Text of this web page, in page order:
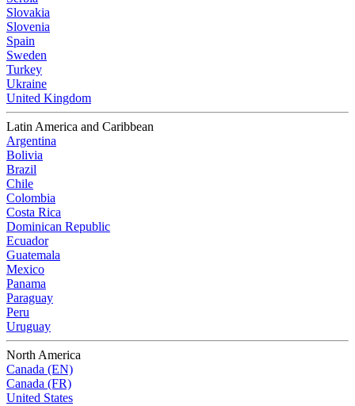
Slovakia
Slovenia
Spain
Sweden
Turkey
Ukraine
United Kingdom
Latin America and Caribbean
Argentina
Bolivia
Brazil
Chile
Colombia
Costa Rica
Dominican Republic
Ecuador
Guatemala
Mexico
Panama
Paraguay
Peru
Uruguay
North America
Canada (EN)
Canada (FR)
United States